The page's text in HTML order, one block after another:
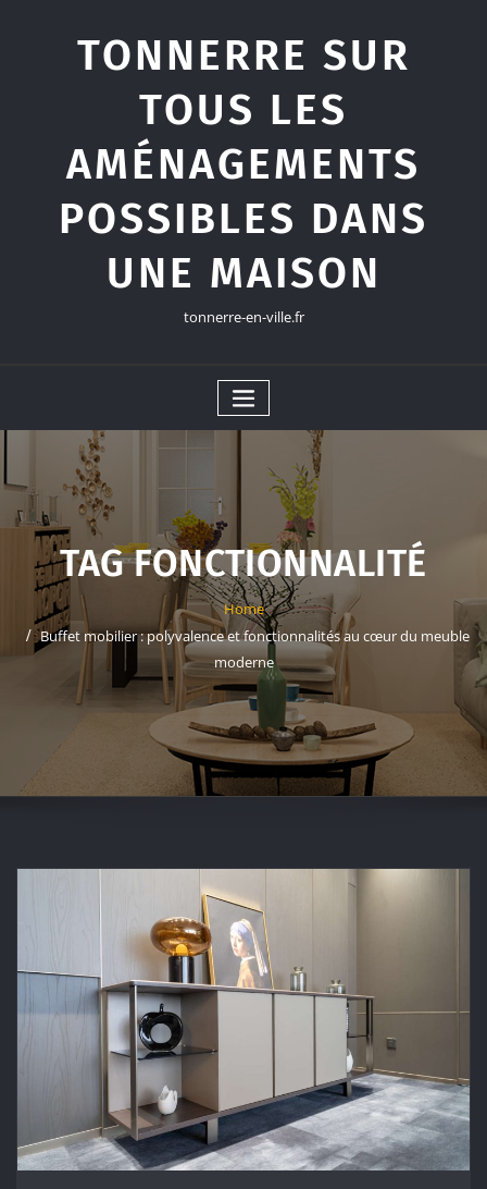
TONNERRE SUR
TOUS LES
AMÉNAGEMENTS
POSSIBLES DANS
UNE MAISON
tonnerre-en-ville.fr
TAG FONCTIONNALITÉ
Home
Buffet mobilier : polyvalence et fonctionnalités au cœur du meuble
moderne